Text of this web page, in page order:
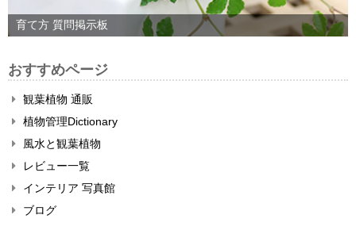
育て方 質問掲示板
おすすめページ
観葉植物 通販
植物管理Dictionary
風水と観葉植物
レビュー一覧
インテリア 写真館
ブログ